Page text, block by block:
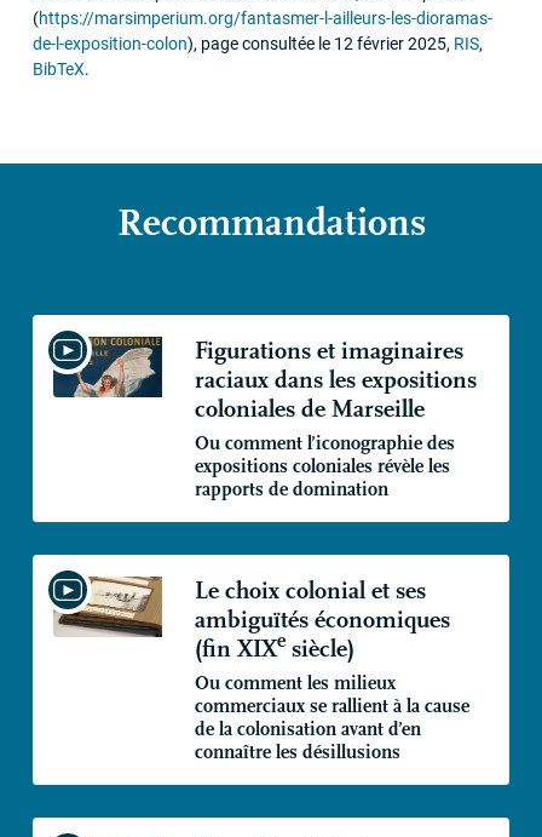
(https://marsimperium.org/fantasmer-l-ailleurs-les-dioramas-
de-l-exposition-colon), page consultée le 12 février 2025, RIS,
BibTeX.
Recommandations
Figurations et imaginaires
raciaux dans les expositions
coloniales de Marseille
Ou comment l’iconographie des
expositions coloniales révèle les
rapports de domination
Le choix colonial et ses
ambiguïtés économiques
(finXIXesiècle)
Ou comment les milieux
commerciaux se rallient à la cause
de la colonisation avant d’en
connaître les désillusions